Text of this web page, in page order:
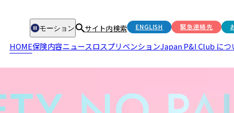
モーション サイト内検索 ENGLISH 緊急連絡先
HOME保険内容ニュースロスプリベンションJapan P&I Club につ